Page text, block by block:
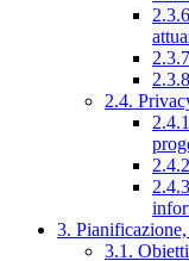
2.4.
3. Pianificazione,
3.1.